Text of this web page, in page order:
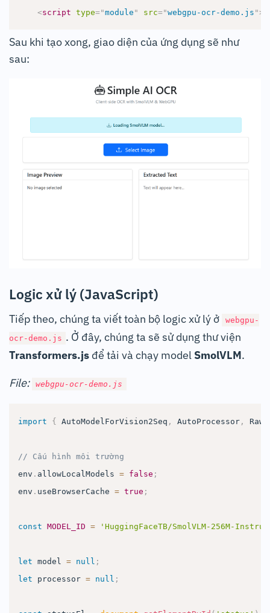
<script type="module " src="webgpu-ocr-demo.js ">
Sau khi tạo xong, giao diện của ứng dụng sẽ như
sau:
Logic xử lý (JavaScript)
Tiếp theo, chúng ta viết toàn bộ logic xử lý ở
webgpu-
ocr-demo.js . Ở đây, chúng ta sẽ sử dụng thư viện
Transformers.js để tải và chạy model SmolVLM.
File:
webgpu-ocr-demo.js
import { AutoModelForVision2Seq , AutoProcessor,
// Cấu hình môi trường
env . allowLocalModels = false ;
env . useBrowserCache = true ;
const MODEL_ID = 'HuggingFaceTB/SmolVLM-256M-
let model = null ;
let processor = null ;